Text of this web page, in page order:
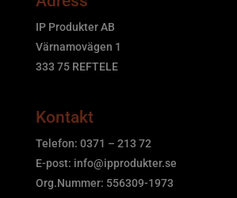
IP Produkter AB
Värnamovägen 1
333 75 REFTELE
Kontakt
Telefon: 0371 – 213 72
E-post: info@ipprodukter.se
Org.Nummer: 556309-1973